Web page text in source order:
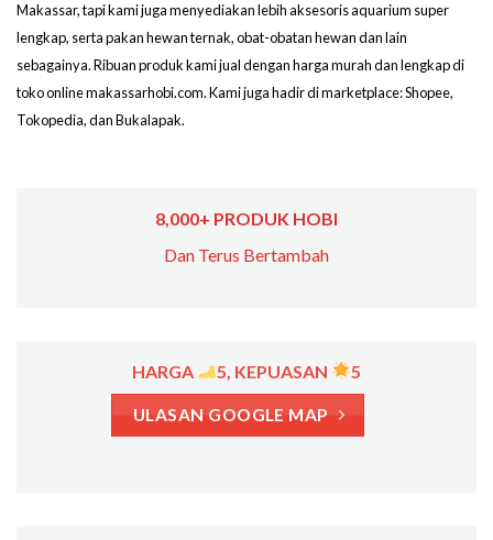
Makassar, tapi kami juga menyediakan lebih aksesoris aquarium super
lengkap, serta pakan hewan ternak, obat-obatan hewan dan lain
sebagainya. Ribuan produk kami jual dengan harga murah dan lengkap di
toko online makassarhobi.com. Kami juga hadir di marketplace: Shopee,
Tokopedia, dan Bukalapak.
8,000+ PRODUK HOBI
Dan Terus Bertambah
HARGA 5, KEPUASAN 5
ULASAN GOOGLE MAP